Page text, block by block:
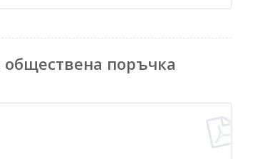
поръчка